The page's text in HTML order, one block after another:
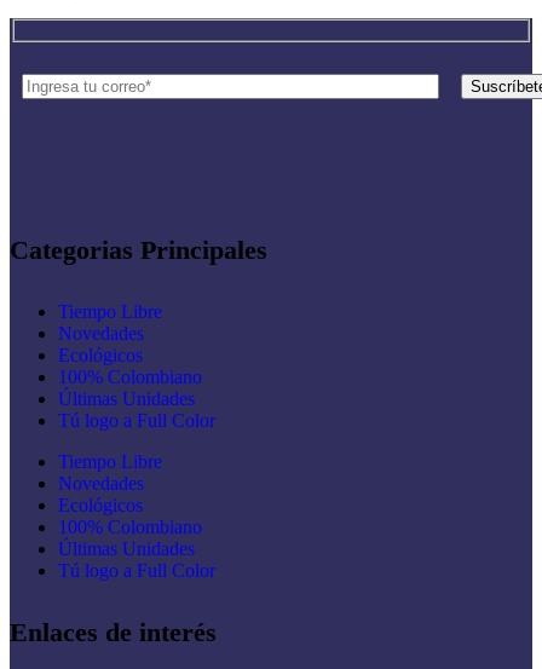
Categorias Principales
Tiempo Libre
Novedades
Ecológicos
100% Colombiano
Últimas Unidades
Tú logo a Full Color
Tiempo Libre
Novedades
Ecológicos
100% Colombiano
Últimas Unidades
Tú logo a Full Color
Enlaces de interés